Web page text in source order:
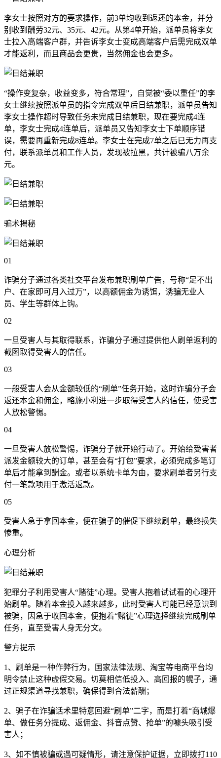
李女士按照对方的要求操作，前3单均收到返还的本金，并分
别收到酬劳32元、35元、42元。从第4单开始，派单员将李女
士拉入高端客户群，并告诉李女士变成高端客户后需完成双单
才能返利，而且商品会更贵，当然佣金也会更多。
“操作变复杂，收益变多，符合常理”，自觉被“委以重任”的李
女士继续按照派单员的指令完成双单后日结兼职，派单员告知
李女士操作超时导致任务未完成日结兼职，现在要完成4连
单，李女士完成4连单后，派单员又告知李女士下单顺序错
误，需要再重新完成8连单。李女士在完成7单之后已无力再支
付，联系派单员和工作人员，发现被拉黑，共计被骗八万余
元。
骗术揭秘
01
诈骗分子通过各类社交平台发布兼职刷单广告，号称“足不出
户、在家即可月入过万”，以高额佣金为诱饵，诱骗无业人
员、学生等群体上钩。
02
一旦受害人与其取得联系，诈骗分子通过提供他人刷单返利的
截图取得受害人的信任。
03
一般受害人会从金额较低的“刷单”任务开始，这时诈骗分子会
返还本金和佣金，略施小利进一步取得受害人的信任，使受害
人放松警惕。
04
一旦受害人放松警惕，诈骗分子就开始行动了。开始给受害者
派发金额较大的订单，甚至会有“打包”要求，必须完成多笔订
单后才能拿到酬金。或者以系统卡单为由，要求刷单者另行支
付一笔款项用于激活返款。
05
受害人急于拿回本金，便在骗子的催促下继续刷单，最终损失
惨重。
心理分析
犯罪分子利用受害人“赌徒”心理。受害人抱着试试看的心理开
始刷单。随着本金投入越来越多，此时受害人可能已经意识到
被骗，因急于收回本金，便抱着“赌徒”心理选择继续完成刷单
任务，直至受害人身无分文。
警方提示
1、刷单是一种作弊行为，国家法律法规、淘宝等电商平台均
明令禁止这种虚假交易。切莫相信低投入、高回报的幌子，通
过正规渠道寻找兼职，确保得到合法薪酬；
2、骗子在诈骗话术里特意回避“刷单”二字，而是打着“商城爆
单、做任务分提成、返佣金、抖音点赞、抢单”的噱头吸引受
害人；
3、如不慎被骗或遇可疑情形，请注意保护证据，立即拨打110